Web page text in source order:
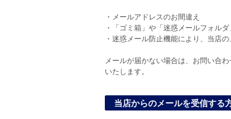
・メールアドレスのお間違え
・「ゴミ箱」や「迷惑メールフォル
・迷惑メール防止機能により、当店
メールが届かない場合は、お問い合
いたします。
当店からのメールを受信する